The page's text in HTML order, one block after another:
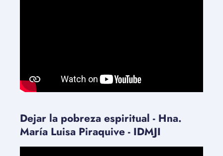
Dejar la pobreza espiritual - Hna.
María Luisa Piraquive - IDMJI